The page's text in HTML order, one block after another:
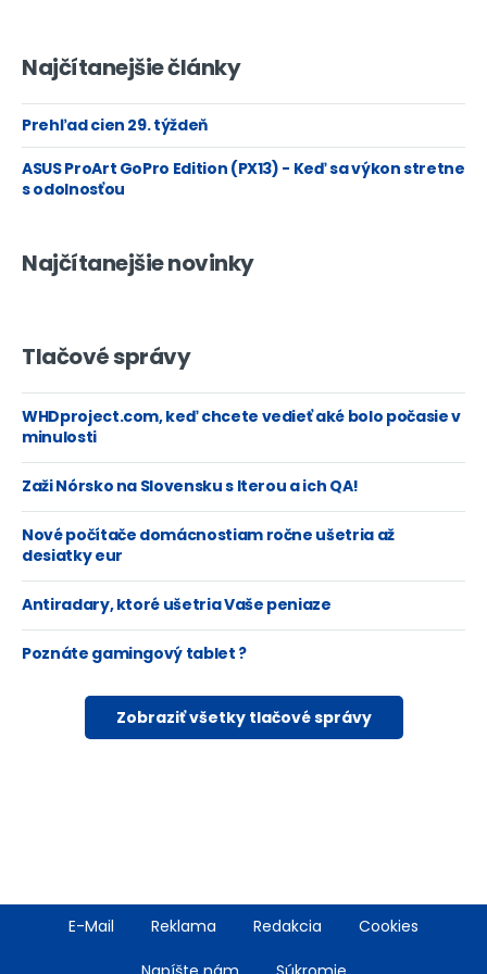
Najčítanejšie články
Prehľad cien 29. týždeň
ASUS ProArt GoPro Edition (PX13) - Keď sa výkon stretne
s odolnosťou
Najčítanejšie novinky
Tlačové správy
WHDproject.com, keď chcete vedieť aké bolo počasie v
minulosti
Zaži Nórsko na Slovensku s Iterou a ich QA!
Nové počítače domácnostiam ročne ušetria až
desiatky eur
Antiradary, ktoré ušetria Vaše peniaze
Poznáte gamingový tablet ?
Zobraziť všetky tlačové správy
FooterE-Mail Reklama Redakcia Cookies